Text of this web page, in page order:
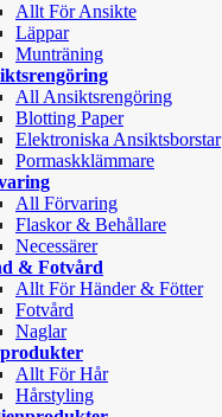
Allt För Ansikte
Läppar
Munträning
All Ansiktsrengöring
Blotting Paper
Elektroniska Ansiktsborstar
Pormaskklämmare
All Förvaring
Flaskor & Behållare
Necessärer
& Fotvård
Allt För Händer & Fötter
Fotvård
Naglar
Allt För Hår
Hårstyling